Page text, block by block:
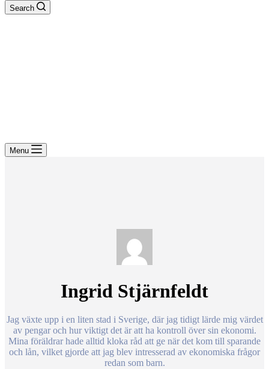
Search
Menu
Ingrid Stjärnfeldt
Jag växte upp i en liten stad i Sverige, där jag tidigt lärde mig värdet
av pengar och hur viktigt det är att ha kontroll över sin ekonomi.
Mina föräldrar hade alltid kloka råd att ge när det kom till sparande
och lån, vilket gjorde att jag blev intresserad av ekonomiska frågor
redan som barn.